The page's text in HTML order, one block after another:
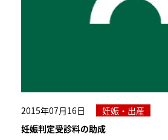
2015年07月16日
妊娠・出産
妊娠判定受診料の助成